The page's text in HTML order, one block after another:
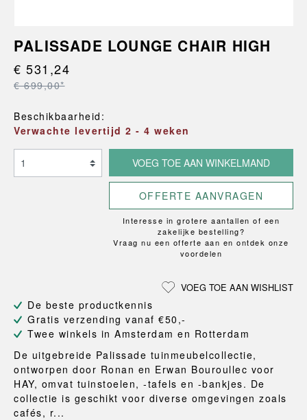
PALISSADE LOUNGE CHAIR HIGH
€ 531,24
€ 699,00*
Beschikbaarheid:
Verwachte levertijd 2 - 4 weken
VOEG TOE AAN WINKELMAND
OFFERTE AANVRAGEN
Interesse in grotere aantallen of een
zakelijke bestelling?
Vraag nu een offerte aan en ontdek onze
voordelen
VOEG TOE AAN WISHLIST
De beste productkennis
Gratis verzending vanaf €50,-
Twee winkels in Amsterdam en Rotterdam
De uitgebreide Palissade tuinmeubelcollectie,
ontworpen door Ronan en Erwan Bouroullec voor
HAY, omvat tuinstoelen, -tafels en -bankjes. De
collectie is geschikt voor diverse omgevingen zoals
cafés, r...